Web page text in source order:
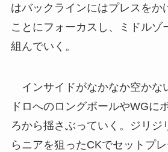
はバックラインにはプレスをか
ことにフォーカスし、ミドルゾ
組んでいく。
インサイドがなかなか空かな
ドロへのロングボールやWGに
ろから揺さぶっていく。ジリジ
らニアを狙ったCKでセットプ